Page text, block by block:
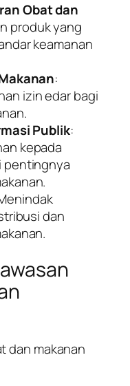
Obat dan
produk yang
keamanan
:
izin edar bagi
Publik:
kepada
pentingnya
dan
dan makanan